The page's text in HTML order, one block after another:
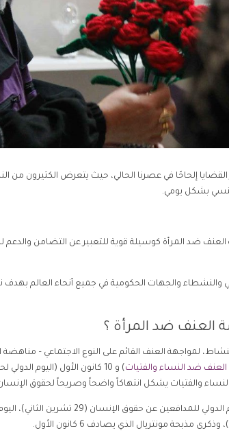
إلحاحًا في عصرنا الحالي، حيث يتعرض الكثيرون من
بشكل يومي.
حملة ال 16 يوم لمناهضة العنف ضد المرأة كوسيلة قوية للتعبير عن
والجهات الحكومية في جميع أنحاء العالم بهدف
ضد النساء والفتيات
) و 10 كانون الأول (اليوم
والفتيات يشكل انتهاكاً واضحاً وصريحاً لحقوق